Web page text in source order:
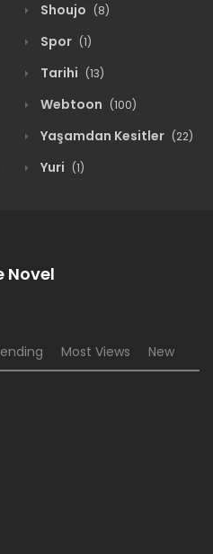
Shoujo (8)
Spor (1)
Tarihi (13)
Webtoon (100)
Yaşamdan Kesitler (22)
Yuri (1)
Novel
Most Views New